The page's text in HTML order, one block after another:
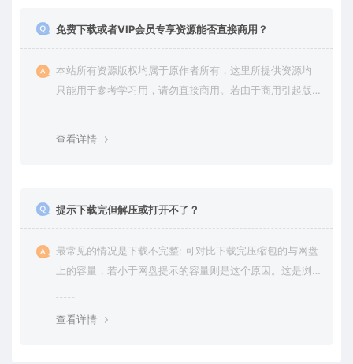
免费下载或者VIP会员专享资源能否直接商用？
本站所有资源版权均属于原作者所有，这里所提供资源均
只能用于参考学习用，请勿直接商用。若由于商用引起版
查看详情
提示下载完但解压或打开不了？
最常见的情况是下载不完整: 可对比下载完压缩包的与网盘
上的容量，若小于网盘提示的容量则是这个原因。这是浏
查看详情